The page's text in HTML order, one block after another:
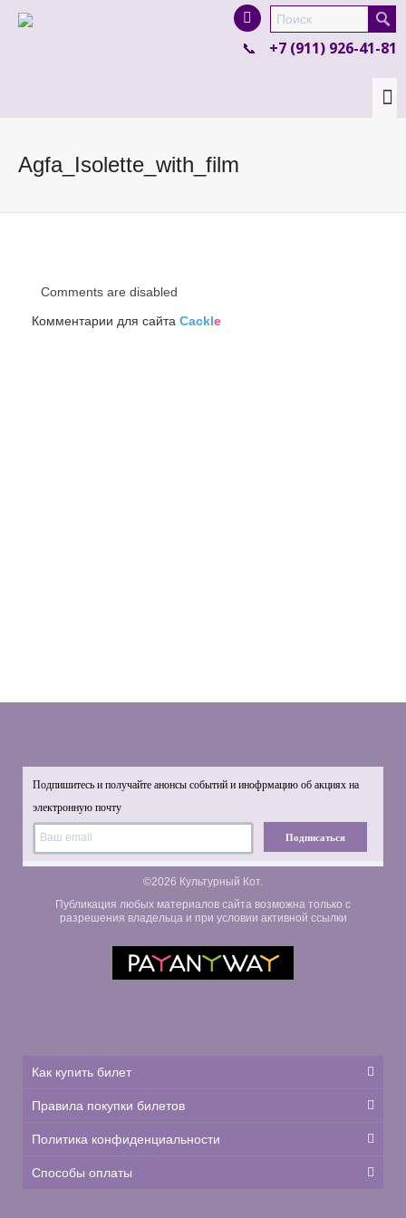
product in a size size .
colour items.
+7 (911) 926-41-81
Agfa_Isolette_with_film
Comments are disabled
Комментарии для сайта Cackle
Подпишитесь и получайте анонсы событий и инофрмацию об акциях на
электронную почту
Подписаться
©2026 Культурный Кот.
Публикация любых материалов сайта возможна только с
разрешения владельца и при условии активной ссылки
Как купить билет
Правила покупки билетов
Политика конфиденциальности
Способы оплаты